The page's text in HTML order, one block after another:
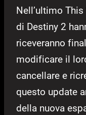
Nell’ultimo
di Destiny 2
riceveranno
modificare il
cancellare e
questo update
della nuova